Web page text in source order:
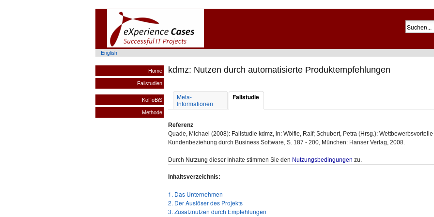
English
Home
Fallstudien
KoFoBiS
Methode
kdmz: Nutzen durch automatisierte Produktempfehlungen
Meta-
Informationen
Fallstudie
Referenz
Quade, Michael (2008): Fallstudie kdmz, in: Wölfle, Ralf; Schubert, Petra (Hrsg.):
Kundenbeziehung durch Business Software, S. 187 - 200, München: Hanser Verlag, 2008.
Durch Nutzung dieser Inhalte stimmen Sie den Nutzungsbedingungen zu.
Inhaltsverzeichnis:
1. Das Unternehmen
2. Der Auslöser des Projekts
3. Zusatznutzen durch Empfehlungen